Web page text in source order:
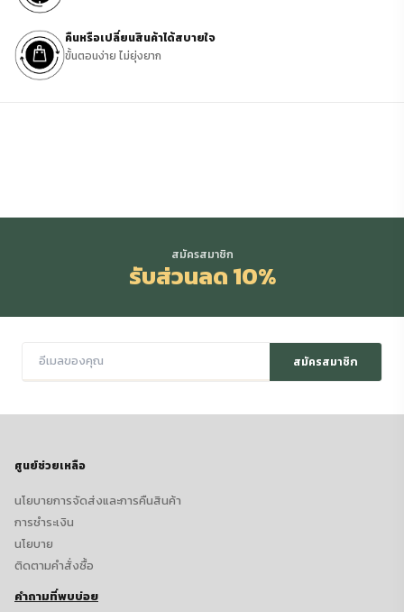
คืนหรือเปลี่ยนสินค้าได้สบายใจ
ขั้นตอนง่าย ไม่ยุ่งยาก
สมัครสมาชิก
รับส่วนลด 10%
สมัครสมาชิก
ศูนย์ช่วยเหลือ
นโยบายการจัดส่งและการคืนสินค้า
การชำระเงิน
นโยบาย
ติดตามคำสั่งซื้อ
คำถามที่พบบ่อย